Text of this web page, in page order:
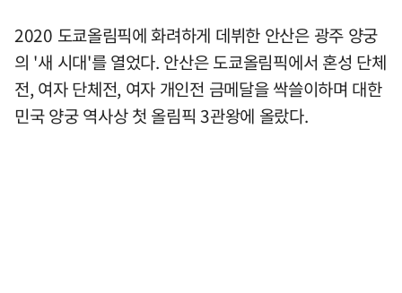
2020 도쿄올림픽에 화려하게 데뷔한 안산은 광주 양궁
의 '새 시대'를 열었다. 안산은 도쿄올림픽에서 혼성 단체
전, 여자 단체전, 여자 개인전 금메달을 싹쓸이하며 대한
민국 양궁 역사상 첫 올림픽 3관왕에 올랐다.